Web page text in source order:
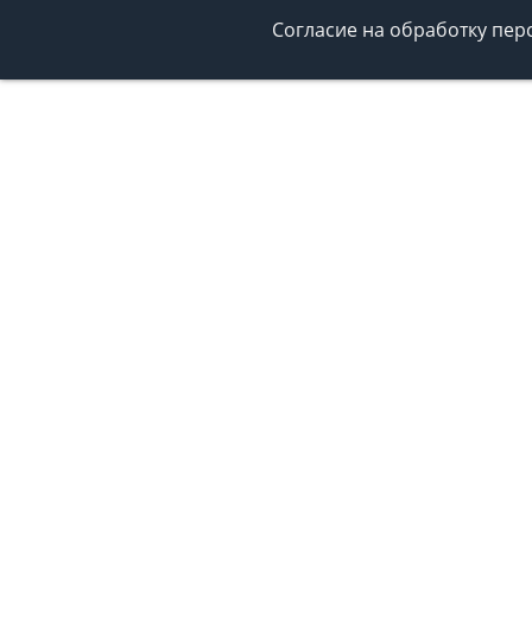
Согласие на обработку